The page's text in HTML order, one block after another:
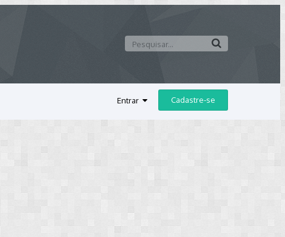
Entrar Cadastre-se